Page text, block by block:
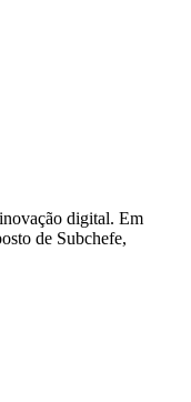
digital. Em
de Subchefe,